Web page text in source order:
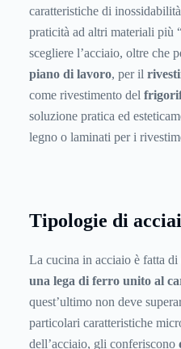
caratteristiche di
praticità ad altri materiali più
scegliere l’acciaio, oltre che
piano di lavoro, per il
come rivestimento del
soluzione pratica ed
legno o laminati per i
Tipologie di
La cucina in acciaio è fatta di
una lega di ferro unito al
quest’ultimo non deve
particolari caratteristiche
dell’acciaio, gli conferiscono